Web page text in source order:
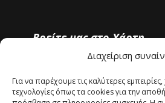
Διαχείριση
Για να παρέχουμε τις καλύτερες
τεχνολογίες όπως τα cookies για την
Βρείτε μας στο Χάρτη